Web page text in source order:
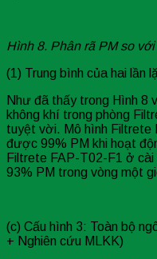
Hình 8. Phân rã PM so
(1) Trung bình của hai lần
Như đã thấy trong Hình 8
không khí trong phòng
tuyệt vời. Mô hình Filtrete
được 99% PM khi hoạt
Filtrete FAP-T02-F1 ở
93% PM trong vòng một
(c) Cấu hình 3: Toàn bộ
+ Nghiên cứu MLKK)